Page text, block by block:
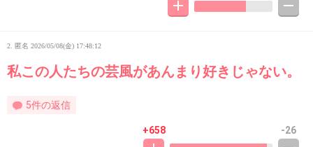
2. 匿名 2026/05/08(金) 17:48:12
私この人たちの芸風があんまり好きじゃない。
5件の返信
+658 -26